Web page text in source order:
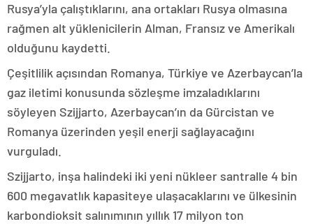
Rusya’yla çalıştıklarını, ana ortakları Rusya olmasına
rağmen alt yüklenicilerin Alman, Fransız ve Amerikalı
olduğunu kaydetti.
Çeşitlilik açısından Romanya, Türkiye ve Azerbaycan’la
gaz iletimi konusunda sözleşme imzaladıklarını
söyleyen Szijjarto, Azerbaycan’ın da Gürcistan ve
Romanya üzerinden yeşil enerji sağlayacağını
vurguladı.
Szijjarto, inşa halindeki iki yeni nükleer santralle 4 bin
600 megavatlık kapasiteye ulaşacaklarını ve ülkesinin
karbondioksit salınımının yıllık 17 milyon ton